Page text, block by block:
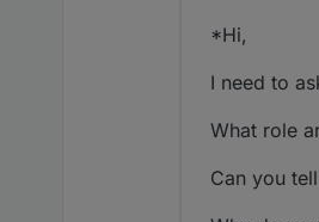
*Hi,
I need to
What role
Can you